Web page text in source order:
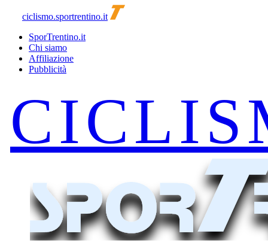
ciclismo.sportrentino.it
SporTrentino.it
Chi siamo
Affiliazione
Pubblicità